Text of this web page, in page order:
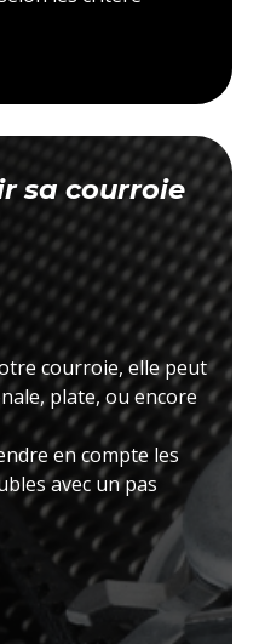
sa courroie
courroie, elle peut
plate, ou encore
en compte les
avec un pas